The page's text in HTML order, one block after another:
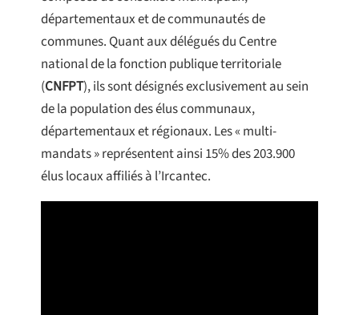
départementaux et de communautés de
communes. Quant aux délégués du Centre
national de la fonction publique territoriale
(CNFPT), ils sont désignés exclusivement au sein
de la population des élus communaux,
départementaux et régionaux. Les « multi-
mandats » représentent ainsi 15% des 203.900
élus locaux affiliés à l’Ircantec.